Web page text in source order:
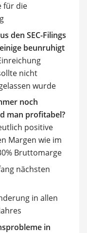
für die
den SEC-Filings
beunruhigt
nicht
wurde
noch
man profitabel?
positive
Margen wie im
Bruttomarge
nächsten
in allen
in